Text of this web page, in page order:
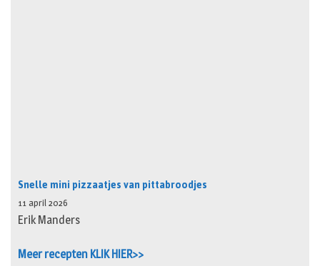
Snelle mini pizzaatjes van pittabroodjes
11 april 2026
Erik Manders
Meer recepten KLIK HIER>>